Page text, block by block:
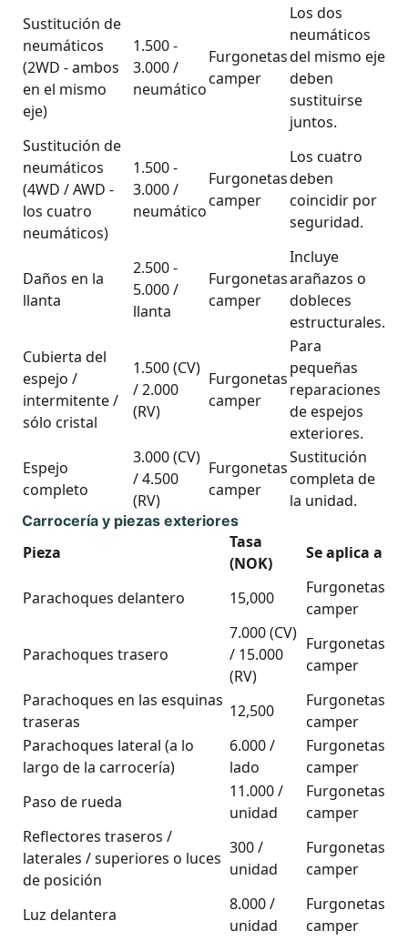
Sustitución de
neumáticos
(2WD - ambos
en el mismo
eje)
1.500 -
3.000 /
neumático
Furgonetas
camper
Los dos
neumáticos
del mismo eje
deben
sustituirse
juntos.
Sustitución de
neumáticos
(4WD / AWD -
los cuatro
neumáticos)
1.500 -
3.000 /
neumático
Furgonetas
camper
Los cuatro
deben
coincidir por
seguridad.
Daños en la
llanta
2.500 -
5.000 /
llanta
Furgonetas
camper
Incluye
arañazos o
dobleces
estructurales.
Cubierta del
espejo /
intermitente /
sólo cristal
1.500 (CV)
/ 2.000
(RV)
Furgonetas
camper
Para
pequeñas
reparaciones
de espejos
exteriores.
Espejo
completo
3.000 (CV)
/ 4.500
(RV)
Furgonetas
camper
Sustitución
completa de
la unidad.
Carrocería y piezas exteriores
Pieza
Tasa
(NOK)
Se aplica a
Parachoques delantero 15,000
Furgonetas
camper
Parachoques trasero
7.000 (CV)
/ 15.000
(RV)
Furgonetas
camper
Parachoques en las esquinas
traseras
12,500
Furgonetas
camper
Parachoques lateral (a lo
largo de la carrocería)
6.000 /
lado
Furgonetas
camper
Paso de rueda
11.000 /
unidad
Furgonetas
camper
Reflectores traseros /
laterales / superiores o luces
de posición
300 /
unidad
Furgonetas
camper
Luz delantera
8.000 /
unidad
Furgonetas
camper